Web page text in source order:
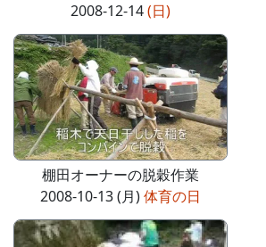
2008-12-14(日)
棚田オーナーの脱穀作業
2008-10-13 (月)体育の日